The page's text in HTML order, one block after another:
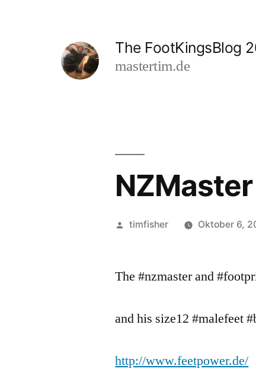
The FootKingsBlog
mastertim.de
Veröffentlicht
timfisher Oktober 6,
The #nzmaster and
and his size12 #malefeet
http://www.feetpower.de/